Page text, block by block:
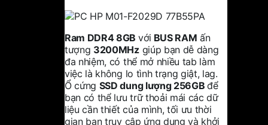
Ram DDR4 8GB với BUS RAM ấn
tượng 3200MHzgiúp bạn dễ dàng
đa nhiệm, có thể mở nhiều tab làm
việc là không lo tình trạng giật, lag.
Ổ cứng SSD dung lượng 256GBđể
bạn có thể lưu trữ thoải mái các dữ
liệu cần thiết của mình, tối ưu thời
gian bạn truy cập ứng dụng và khởi